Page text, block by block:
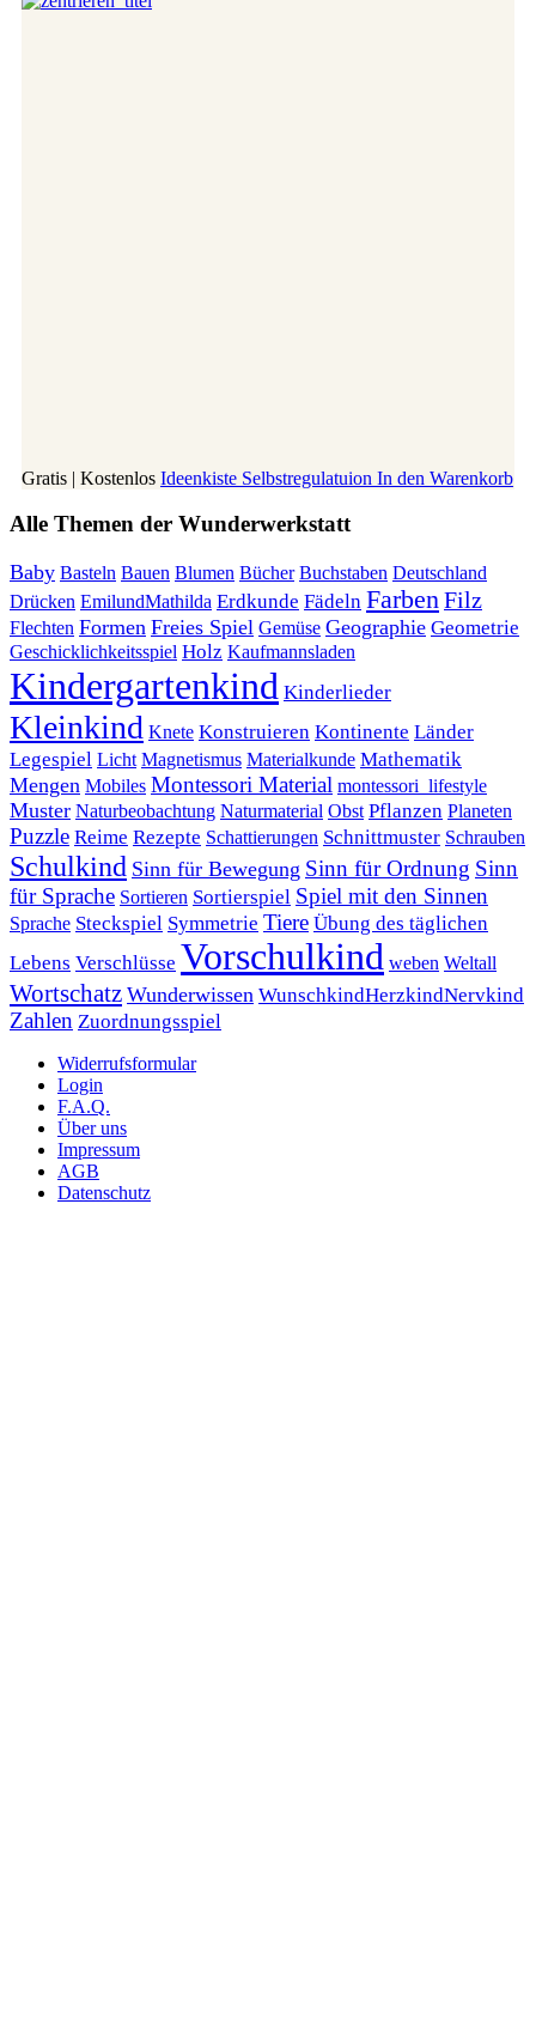
Gratis | Kostenlos Ideenkiste Selbstregulatuion In den Warenkorb
Alle Themen der Wunderwerkstatt
Baby Basteln Bauen Blumen Bücher Buchstaben Deutschland
Drücken EmilundMathilda Erdkunde Fädeln FarbenFilz
Flechten Formen Freies Spiel Gemüse Geographie Geometrie
Geschicklichkeitsspiel Holz Kaufmannsladen
Kindergartenkind Kinderlieder
Kleinkind Knete Konstruieren Kontinente Länder
Legespiel Licht Magnetismus Materialkunde Mathematik
Mengen Mobiles Montessori Material montessori_lifestyle
Muster Naturbeobachtung Naturmaterial Obst Pflanzen Planeten
Puzzle Reime Rezepte Schattierungen Schnittmuster Schrauben
Schulkind Sinn für Bewegung Sinn für Ordnung Sinn
für Sprache Sortieren Sortierspiel Spiel mit den Sinnen
Sprache Steckspiel Symmetrie Tiere Übung des täglichen
Lebens Verschlüsse Vorschulkind weben Weltall
Wortschatz Wunderwissen WunschkindHerzkindNervkind
Zahlen Zuordnungsspiel
Widerrufsformular
Login
F.A.Q.
Über uns
Impressum
AGB
Datenschutz